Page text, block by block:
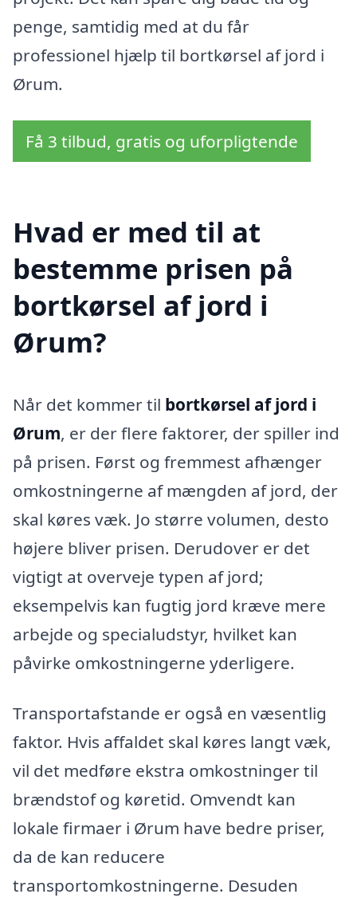
penge, samtidig med at du får
professionel hjælp til bortkørsel af jord i
Ørum.
Få 3 tilbud, gratis og uforpligtende
Hvad er med til at
bestemme prisen på
bortkørsel af jord i
Ørum?
Når det kommer til bortkørsel af jord i
Ørum, er der flere faktorer, der spiller ind
på prisen. Først og fremmest afhænger
omkostningerne af mængden af jord, der
skal køres væk. Jo større volumen, desto
højere bliver prisen. Derudover er det
vigtigt at overveje typen af jord;
eksempelvis kan fugtig jord kræve mere
arbejde og specialudstyr, hvilket kan
påvirke omkostningerne yderligere.
Transportafstande er også en væsentlig
faktor. Hvis affaldet skal køres langt væk,
vil det medføre ekstra omkostninger til
brændstof og køretid. Omvendt kan
lokale firmaer i Ørum have bedre priser,
da de kan reducere
transportomkostningerne. Desuden